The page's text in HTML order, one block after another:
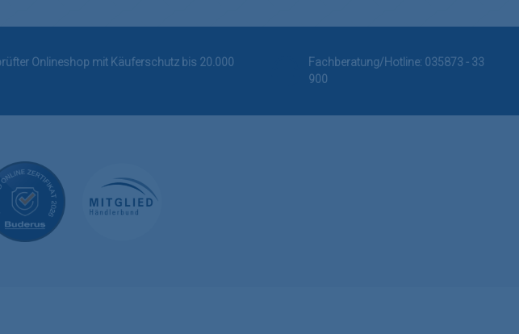
Onlineshop mit Käuferschutz bis 20.000
Fachberatung/Hotline: 035873 - 33
900